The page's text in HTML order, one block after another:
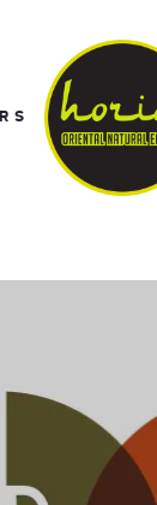
NATURAL
EATERY